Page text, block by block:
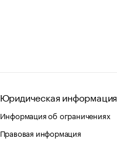
Юридическая информация
Информация об ограничениях
Правовая информация